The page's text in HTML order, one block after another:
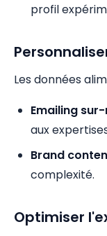
profil
Les données
Emailing
aux
Brand
complexité.
Optimiser